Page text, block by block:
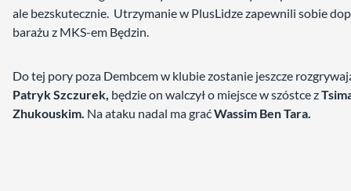
ale bezskutecznie. Utrzymanie w PlusLidze zapewnili sobie
barażu z MKS-em Będzin.
Do tej pory poza Dembcem w klubie zostanie jeszcze
Patryk Szczurek, będzie on walczył o miejsce w szóstce z
Zhukouskim. Na ataku nadal ma graćWassim Ben Tara.